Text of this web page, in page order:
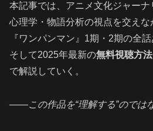
本記事では、アニメ文化ジャーナ
心理学・物語分析の視点を交えな
『ワンパンマン』1期・2期の全
そして2025年最新の無料視聴方法
で解説していく。
――この作品を“理解する”のではな